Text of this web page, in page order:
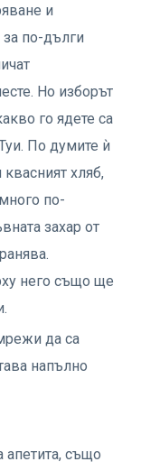
и
по-дълги
Но изборът
го ядете са
По думите ѝ
хляб,
по-
захар от
него също ще
да са
напълно
апетита, също